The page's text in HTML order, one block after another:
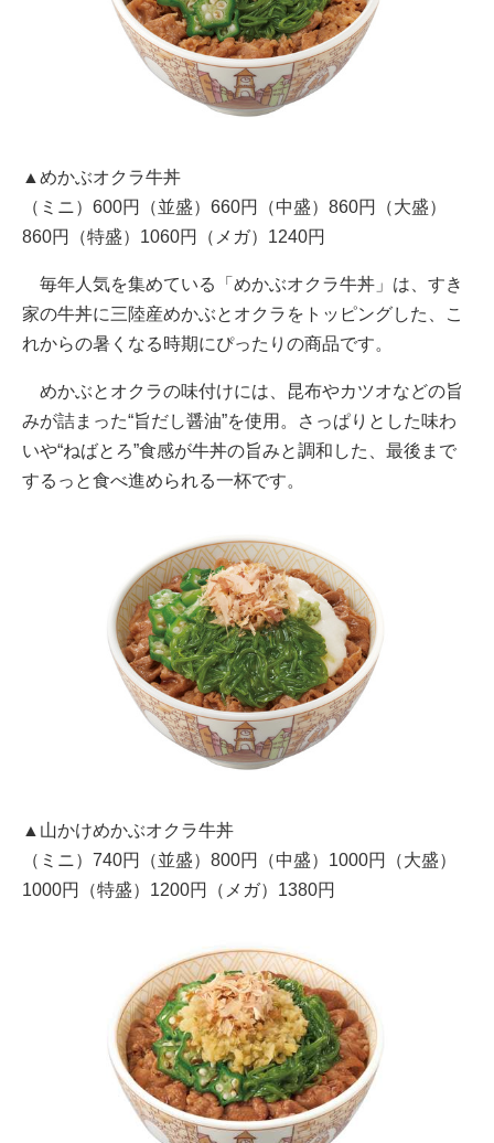
▲めかぶオクラ牛丼
（ミニ）600円（並盛）660円（中盛）860円（大盛）
860円（特盛）1060円（メガ）1240円
毎年人気を集めている「めかぶオクラ牛丼」は、すき
家の牛丼に三陸産めかぶとオクラをトッピングした、こ
れからの暑くなる時期にぴったりの商品です。
めかぶとオクラの味付けには、昆布やカツオなどの旨
みが詰まった“旨だし醤油”を使用。さっぱりとした味わ
いや“ねばとろ”食感が牛丼の旨みと調和した、最後まで
するっと食べ進められる一杯です。
▲山かけめかぶオクラ牛丼
（ミニ）740円（並盛）800円（中盛）1000円（大盛）
1000円（特盛）1200円（メガ）1380円